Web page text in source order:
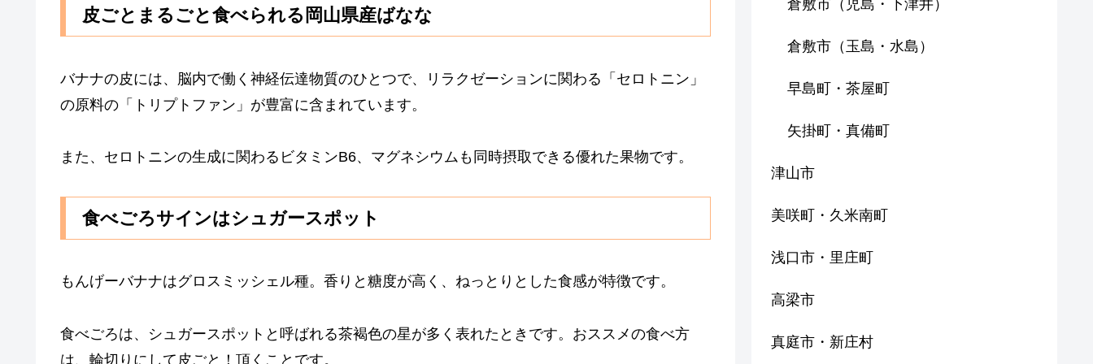
皮ごとまるごと食べられる岡山県産ばなな
バナナの皮には、脳内で働く神経伝達物質のひとつで、リラクゼーションに関わる「セロトニン」
の原料の「トリプトファン」が豊富に含まれています。
また、セロトニンの生成に関わるビタミンB6、マグネシウムも同時摂取できる優れた果物です。
食べごろサインはシュガースポット
もんげーバナナはグロスミッシェル種。香りと糖度が高く、ねっとりとした食感が特徴です。
食べごろは、シュガースポットと呼ばれる茶褐色の星が多く表れたときです。おススメの食べ方
は、輪切りにして皮ごと！頂くことです。
倉敷市（児島・下津井）
倉敷市（玉島・水島）
早島町・茶屋町
矢掛町・真備町
津山市
美咲町・久米南町
浅口市・里庄町
高梁市
真庭市・新庄村